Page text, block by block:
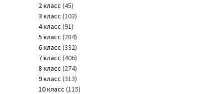
2 класс (45)
3 класс (103)
4 класс (91)
5 класс (284)
6 класс (332)
7 класс (406)
8 класс (274)
9 класс (313)
10 класс (115)